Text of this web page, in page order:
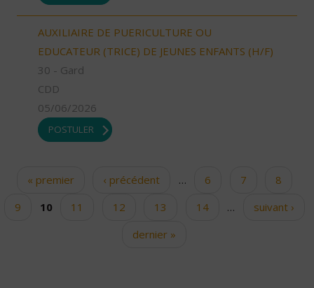
AUXILIAIRE DE PUERICULTURE OU
EDUCATEUR (TRICE) DE JEUNES ENFANTS (H/F)
30 - Gard
CDD
05/06/2026
POSTULER
Pages« premier ‹ précédent … 6 7
8
9
10 11 12 13 14 …
suivant ›
dernier »